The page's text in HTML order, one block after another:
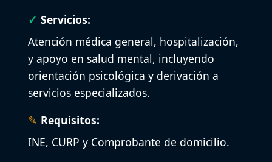
Servicios:
Atención médica general, hospitalización,
y apoyo en salud mental, incluyendo
orientación psicológica y derivación a
servicios especializados.
Requisitos:
INE, CURP y Comprobante de domicilio.